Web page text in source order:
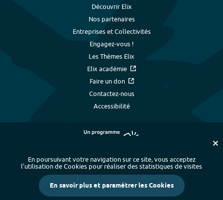
Découvrir Elix
Nos partenaires
Entreprises et Collectivités
Engagez-vous !
Les Thèmes Elix
Elix académie
Faire un don
Contactez-nous
Accessibilité
Plan du site - Index alphabétique
-
Mentions légales et données personnelles
- Paramétrer les cookies
Crédits
En poursuivant votre navigation sur ce site, vous acceptez
l’utilisation de Cookies pour réaliser des statistiques de visites
En savoir plus et paramétrer les Cookies